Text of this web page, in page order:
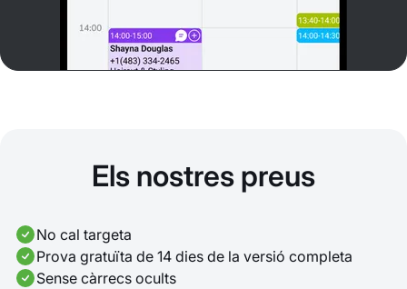
Els nostres preus
No cal targeta
Prova gratuïta de 14 dies de la versió completa
Sense càrrecs ocults